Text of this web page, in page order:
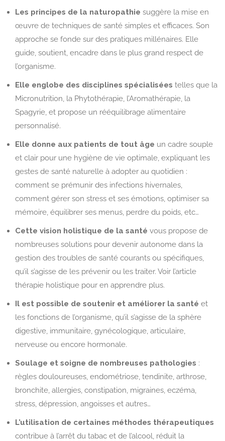
Les principes de la naturopathie suggère la mise en
œuvre de techniques de santé simples et efficaces. Son
approche se fonde sur des pratiques millénaires. Elle
guide, soutient, encadre dans le plus grand respect de
l’organisme.
Elle englobe des disciplines spécialisées telles que la
Micronutrition, la Phytothérapie, l’Aromathérapie, la
Spagyrie, et propose un rééquilibrage alimentaire
personnalisé.
Elle donne aux patients de tout âge un cadre souple
et clair pour une hygiène de vie optimale, expliquant les
gestes de santé naturelle à adopter au quotidien :
comment se prémunir des infections hivernales,
comment gérer son stress et ses émotions, optimiser sa
mémoire, équilibrer ses menus, perdre du poids, etc…
Cette vision holistique de la santé vous propose de
nombreuses solutions pour devenir autonome dans la
gestion des troubles de santé courants ou spécifiques,
qu’il s’agisse de les prévenir ou les traiter. Voir l’article
thérapie holistique pour en apprendre plus.
Il est possible de soutenir et améliorer la santé et
les fonctions de l’organisme, qu’il s’agisse de la sphère
digestive, immunitaire, gynécologique, articulaire,
nerveuse ou encore hormonale.
Soulage et soigne de nombreuses pathologies :
règles douloureuses, endométriose, tendinite, arthrose,
bronchite, allergies, constipation, migraines, eczéma,
stress, dépression, angoisses et autres…
L’utilisation de certaines méthodes thérapeutiques
contribue à l’arrêt du tabac et de l’alcool, réduit la